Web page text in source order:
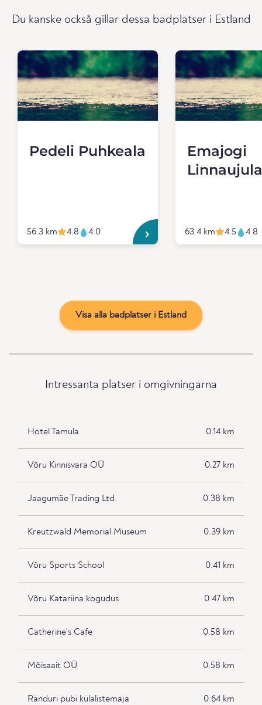
Du kanske också gillar dessa badplatser i Estland
Pedeli Puhkeala
56.3 km 4.8 4.0
Emajogi
Linnaujula
63.4 km 4.5 4.8
Visa alla badplatser i Estland
Intressanta platser i omgivningarna
Hotel Tamula 0.14 km
Võru Kinnisvara OÜ 0.27 km
Jaagumäe Trading Ltd. 0.38 km
Kreutzwald Memorial Museum 0.39 km
Võru Sports School 0.41 km
Võru Katariina kogudus 0.47 km
Catherine's Cafe 0.58 km
Mõisaait OÜ 0.58 km
Ränduri pubi külalistemaja 0.64 km